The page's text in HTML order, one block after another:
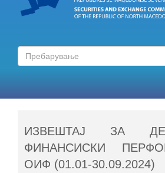
ИЗВЕШТАЈ ЗА
ФИНАНСИСКИ
ОИФ (01.01-30.09.2024)